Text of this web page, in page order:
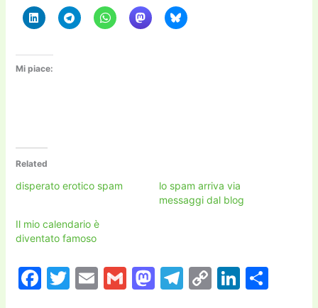
Mi piace:
Related
disperato erotico spam
lo spam arriva via
messaggi dal blog
Il mio calendario è
diventato famoso
F
T
E
G
M T
C
Li